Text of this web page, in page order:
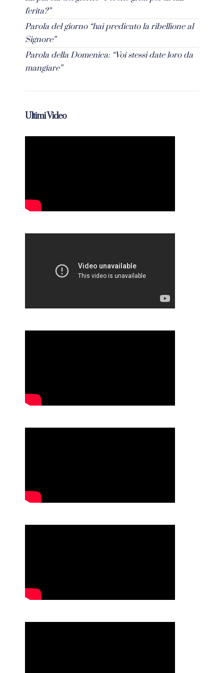
ferita?”
Parola del giorno “hai predicato la ribellione al
Signore”
Parola della Domenica: “Voi stessi date loro da
mangiare”
Ultimi Video